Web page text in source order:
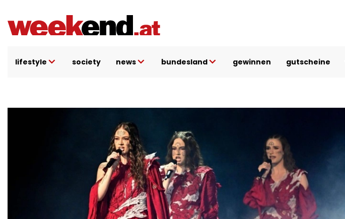
Inhalt
lifestyle society news bundesland gewinnen gutscheine